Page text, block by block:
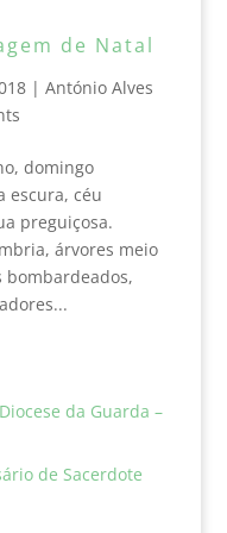
de Natal
| António Alves
domingo
escura, céu
preguiçosa.
árvores meio
bombardeados,
da Guarda –
de Sacerdote